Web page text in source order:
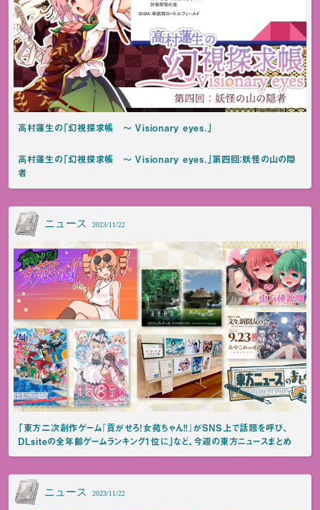
高村蓮生の「幻視探求帳 ～ Visionary eyes.」
高村蓮生の「幻視探求帳 ～ Visionary eyes.」第四回：妖怪の山の隠
者
ニュース 2023/11/22
「東方二次創作ゲーム『貢がせろ！女苑ちゃん！！』がSNS上で話題を呼び、
DLsiteの全年齢ゲームランキング1位に」など、今週の東方ニュースまとめ
ニュース 2023/11/22